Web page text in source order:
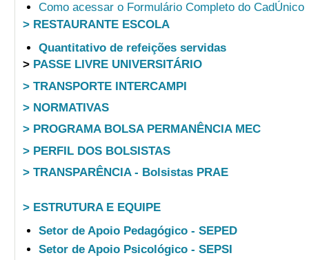
Como acessar o Formulário Completo do CadÚnico
> RESTAURANTE ESCOLA
Quantitativo de refeições servidas
> PASSE LIVRE UNIVERSITÁRIO
> TRANSPORTE INTERCAMPI
> NORMATIVAS
> PROGRAMA BOLSA PERMANÊNCIA MEC
> PERFIL DOS BOLSISTAS
> TRANSPARÊNCIA - Bolsistas PRAE
> ESTRUTURA E EQUIPE
Setor de Apoio Pedagógico - SEPED
Setor de Apoio Psicológico - SEPSI